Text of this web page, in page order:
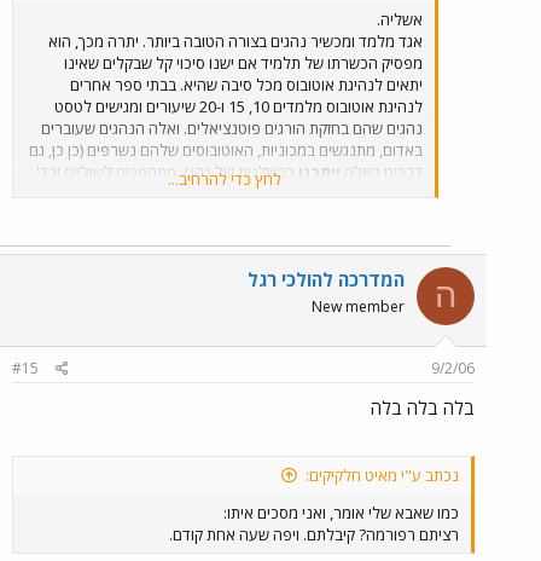
אשליה.
אגד מלמד ומכשיר נהגים בצורה הטובה ביותר. יתרה מכך, הוא
מפסיק הכשרתו של תלמיד אם ישנו סיכוי קל שבקלים שאינו
יתאים לנהיגת אוטובוס מכל סיבה שהיא. בבתי ספר אחרים
לנהיגת אוטובוס מלמדים 10, 15 ו-20 שיעורים ומגישים לטסט
נהגים שהם בחזקת הורגים פוטנציאלים. ואלה הנהגים שעוברים
באדום, מתנגשים במכוניות, האוטובוסים שלהם נשרפים (כן כן, גם
דברים כאלה ייתכנו כרשלנות של נהג), מתהפכים לשוליים וכד'.
באגד הדברים הללו קורים גם כן, אני לא עיוור, אך במספרים
לחץ כדי להרחיב...
ה המדרכה להולכי רגל
New member
9/2/06
#15
בלה בלה בלה
נכתב ע"י מאיט חלקיקים:
כמו שאבא שלי אומר, ואני מסכים איתו:
רציתם רפורמה? קיבלתם. ויפה שעה אחת קודם.